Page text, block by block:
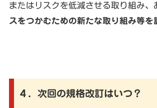
またはリスクを低減させる取り組み、
スをつかむための新たな取り組み等を
４．次回の規格改訂はいつ？